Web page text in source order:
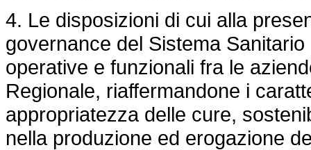
4. Le disposizioni di cui alla
governance del Sistema
operative e funzionali fra le
Regionale, riaffermandone i
appropriatezza delle cure,
nella produzione ed erogazione